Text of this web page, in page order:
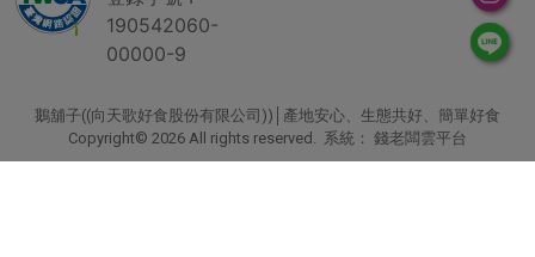
鵝舖子((向天歌好食股份有限公司))│產地安心、生態共好、簡單好食
Copyright© 2026 All rights reserved. 系統： 錢老闆雲平台